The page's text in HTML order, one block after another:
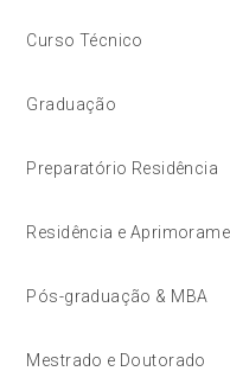
Curso Técnico
Graduação
Preparatório Residência
Residência e
Pós-graduação & MBA
Mestrado e Doutorado